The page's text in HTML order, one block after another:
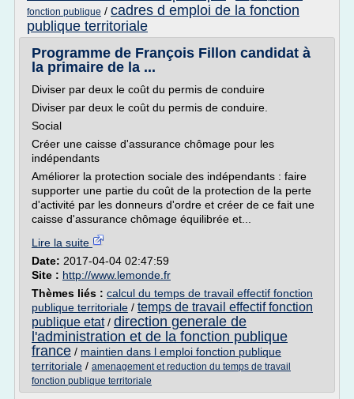
fonction publique / cadres d emploi de la fonction
publique territoriale
Programme de François Fillon candidat à
la primaire de la ...
Diviser par deux le coût du permis de conduire
Diviser par deux le coût du permis de conduire.
Social
Créer une caisse d'assurance chômage pour les
indépendants
Améliorer la protection sociale des indépendants : faire
supporter une partie du coût de la protection de la perte
d'activité par les donneurs d'ordre et créer de ce fait une
caisse d'assurance chômage équilibrée et...
Lire la suite
Date: 2017-04-04 02:47:59
Site : http://www.lemonde.fr
Thèmes liés : calcul du temps de travail effectif fonction
publique territoriale / temps de travail effectif fonction
publique etat/ direction generale de
l'administration et de la fonction publique
france / maintien dans l emploi fonction publique
territoriale / amenagement et reduction du temps de travail
fonction publique territoriale